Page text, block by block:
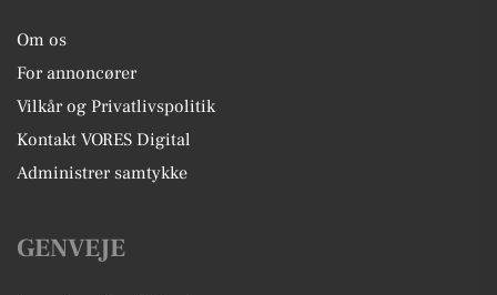
Om os
For annoncører
Vilkår og Privatlivspolitik
Kontakt VORES Digital
Administrer samtykke
GENVEJE